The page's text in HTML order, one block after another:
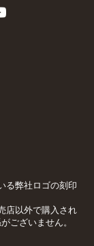
る弊社ロゴの刻印
店以外で購入され
ございません。